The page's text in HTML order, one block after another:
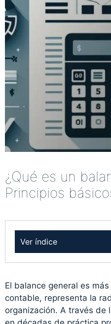
¿Qué es un
Principios
Ver índice
El balance general es
contable, representa la
organización. A través de